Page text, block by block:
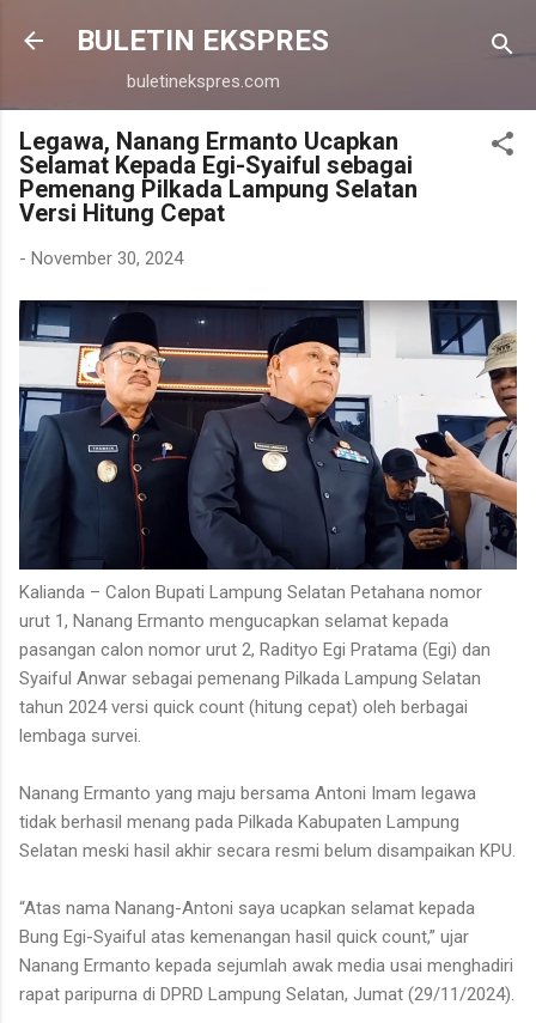
Langsung ke konten utama
BULETIN EKSPRES
buletinekspres.com
Legawa, Nanang Ermanto Ucapkan
Selamat Kepada Egi-Syaiful sebagai
Pemenang Pilkada Lampung Selatan
Versi Hitung Cepat
- November 30, 2024
Kalianda – Calon Bupati Lampung Selatan Petahana nomor
urut 1, Nanang Ermanto mengucapkan selamat kepada
pasangan calon nomor urut 2, Radityo Egi Pratama (Egi) dan
Syaiful Anwar sebagai pemenang Pilkada Lampung Selatan
tahun 2024 versi quick count (hitung cepat) oleh berbagai
lembaga survei.
Nanang Ermanto yang maju bersama Antoni Imam legawa
tidak berhasil menang pada Pilkada Kabupaten Lampung
Selatan meski hasil akhir secara resmi belum disampaikan KPU.
“Atas nama Nanang-Antoni saya ucapkan selamat kepada
Bung Egi-Syaiful atas kemenangan hasil quick count,” ujar
Nanang Ermanto kepada sejumlah awak media usai menghadiri
rapat paripurna di DPRD Lampung Selatan, Jumat (29/11/2024).